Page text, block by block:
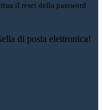
il reset della password
di posta elettronica!